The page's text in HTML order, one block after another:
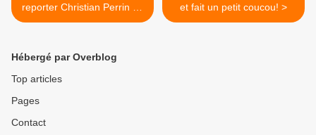
reporter Christian Perrin de
Pointe-Noire
et fait un petit coucou! >
Hébergé par Overblog
Top articles
Pages
Contact